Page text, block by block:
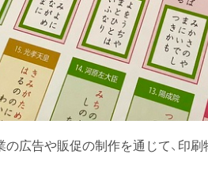
の広告や販促の制作を通じて、印